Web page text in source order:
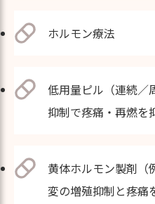
ホルモン療法
低用量ピル（連続／
抑制で疼痛・再燃を
黄体ホルモン製剤（
変の増殖抑制と疼痛